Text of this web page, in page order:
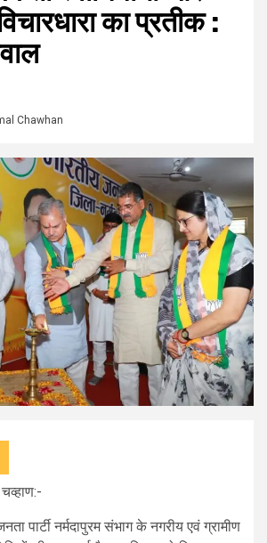
का प्रतीक :
Chawhan
पार्टी नर्मदापुरम संभाग के नगरीय एवं ग्रामीण